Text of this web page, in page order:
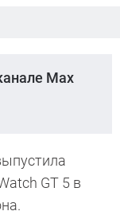
Max
GT 5 в